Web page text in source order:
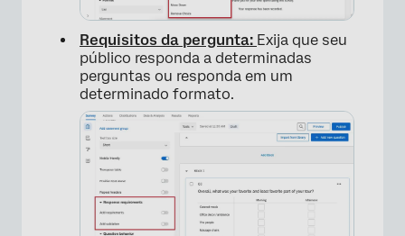
×
Requisitos da pergunta: Exija que seu
público responda a determinadas
perguntas ou responda em um
determinado formato.